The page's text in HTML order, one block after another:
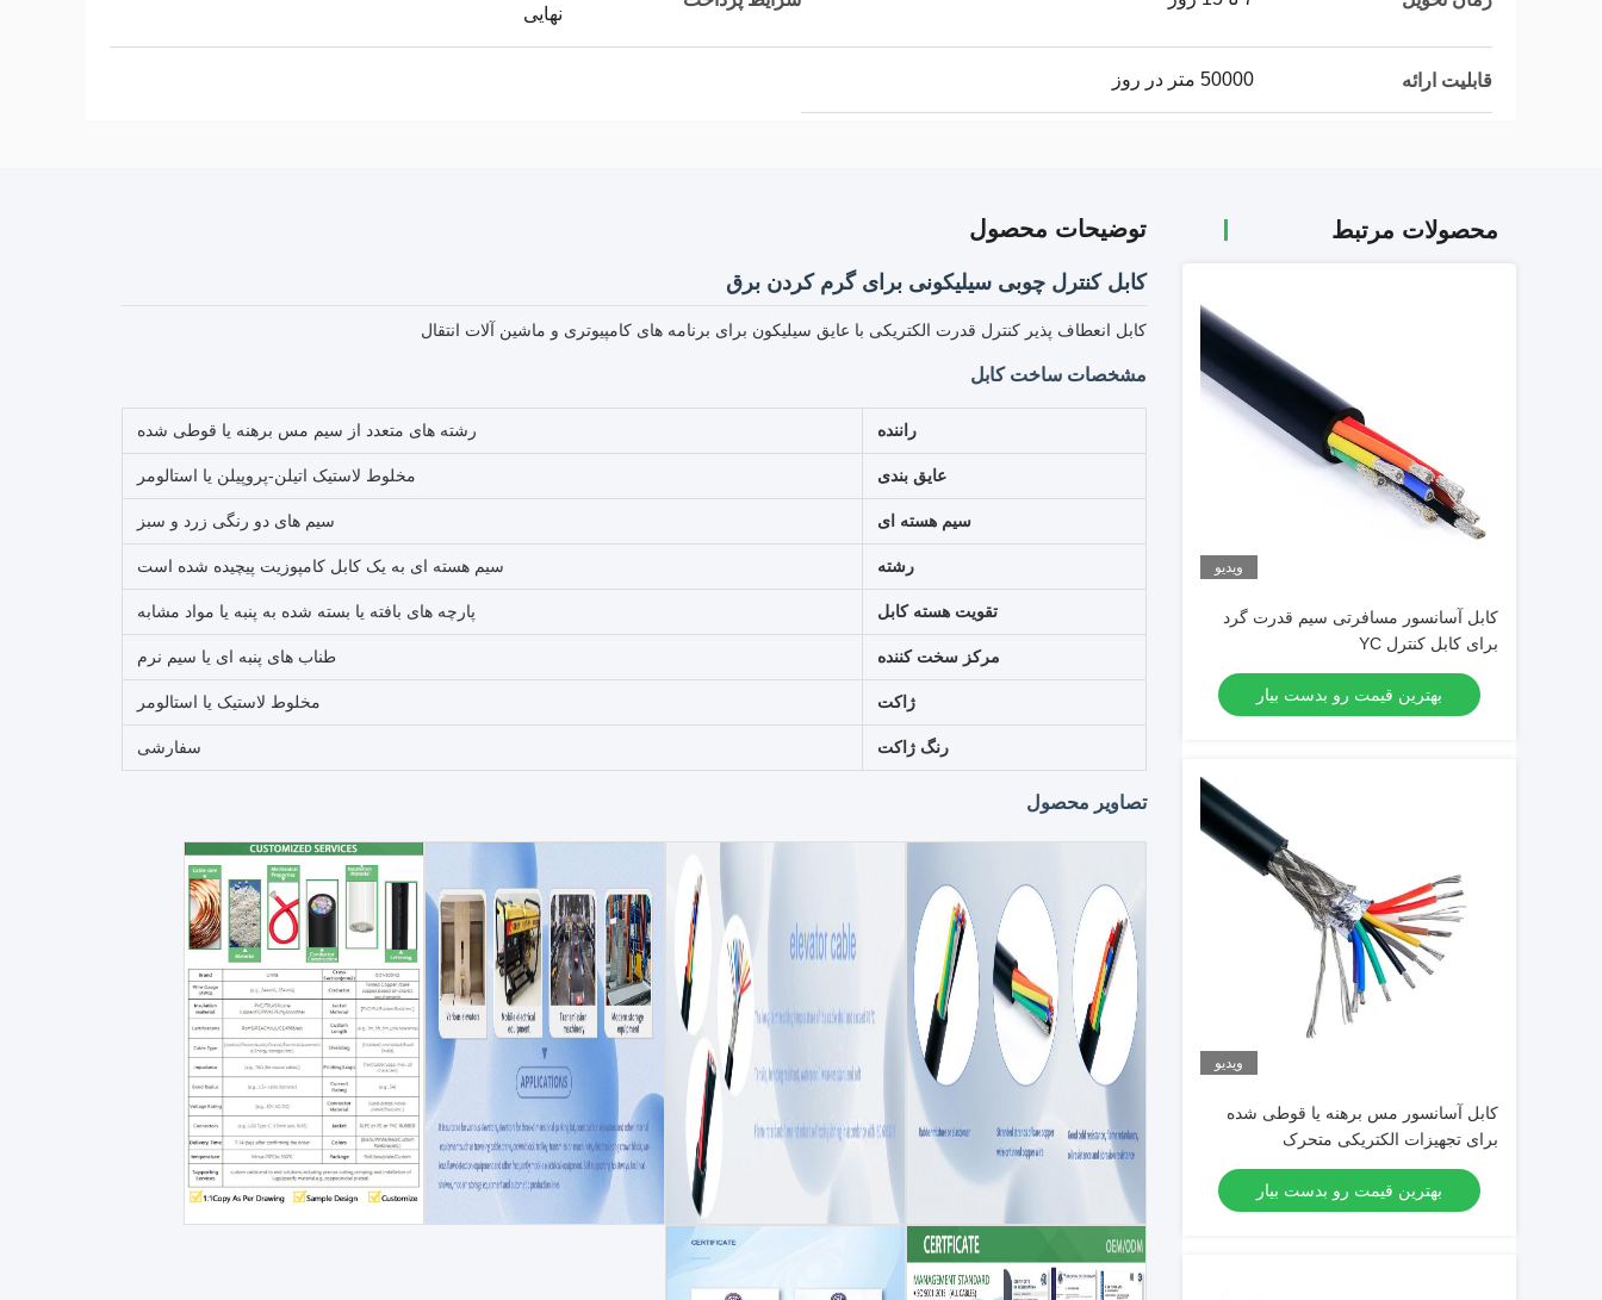
نهایی
قابلیت ارائه 50000 متر در روز
محصولات مرتبط
ویدیو
کابل آسانسور مسافرتی سیم قدرت گرد
برای کابل کنترل YC
بهترین قیمت رو بدست بیار
ویدیو
کابل آسانسور مس برهنه یا قوطی شده
برای تجهیزات الکتریکی متحرک
بهترین قیمت رو بدست بیار
توضیحات محصول
کابل کنترل چوبی سیلیکونی برای گرم کردن برق
کابل انعطاف پذیر کنترل قدرت الکتریکی با عایق سیلیکون برای برنامه های کامپیوتری و ماشین آلات انتقال
مشخصات ساخت کابل
راننده رشته های متعدد از سیم مس برهنه یا قوطی شده
عایق بندی مخلوط لاستیک اتیلن-پروپیلن یا استالومر
سیم هسته ای سیم های دو رنگی زرد و سبز
رشته سیم هسته ای به یک کابل کامپوزیت پیچیده شده است
تقویت هسته کابل پارچه های بافته یا بسته شده به پنبه یا مواد مشابه
مرکز سخت کننده طناب های پنبه ای یا سیم نرم
ژاکت مخلوط لاستیک یا استالومر
رنگ ژاکت سفارشی
تصاویر محصول